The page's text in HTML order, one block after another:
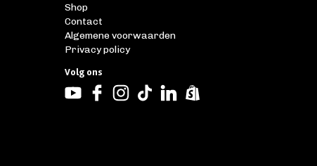
Shop
Contact
Algemene voorwaarden
Privacy policy
Volg ons